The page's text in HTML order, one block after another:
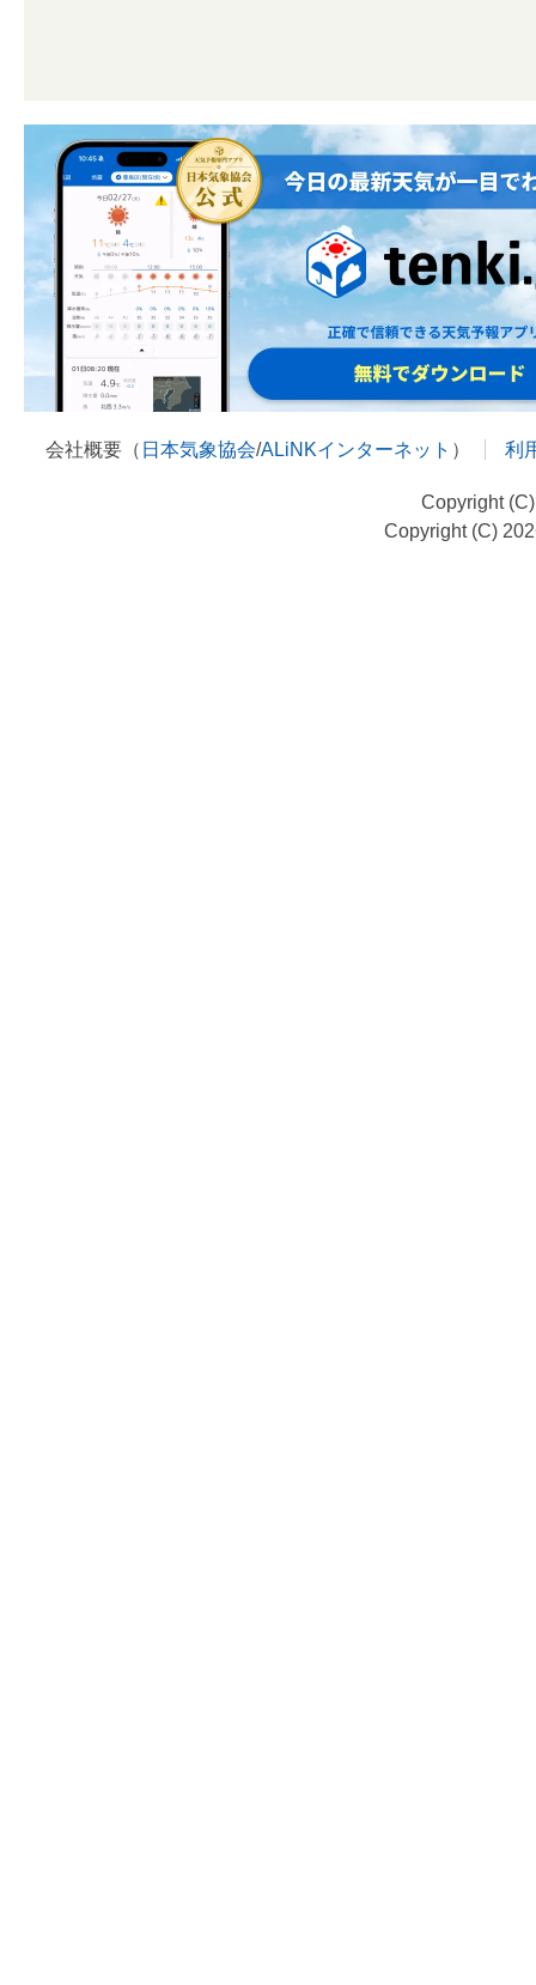
会社概要（ 日本気象協会/ALiNKインターネット ） 利
Copyright
Copyright (C)